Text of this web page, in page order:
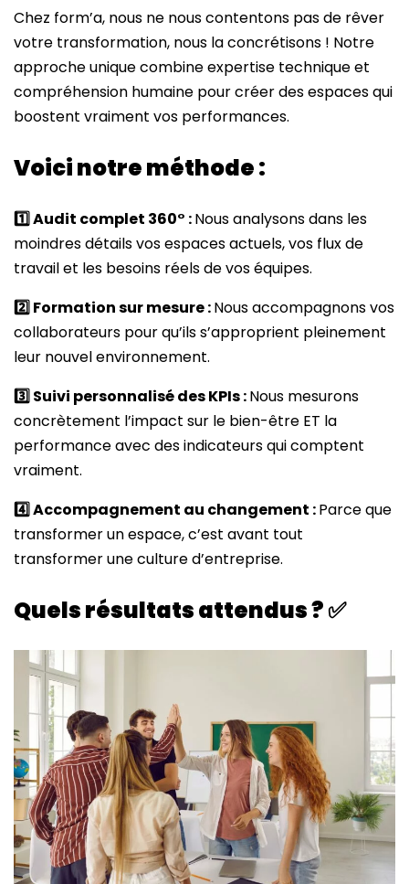
Chez form’a, nous ne nous contentons pas de rêver
votre transformation, nous la concrétisons ! Notre
approche unique combine expertise technique et
compréhension humaine pour créer des espaces qui
boostent vraiment vos performances.
Voici notre méthode :
1️Audit complet 360° :Nous analysons dans les
moindres détails vos espaces actuels, vos flux de
travail et les besoins réels de vos équipes.
2️Formation sur mesure :Nous accompagnons vos
collaborateurs pour qu’ils s’approprient pleinement
leur nouvel environnement.
3️Suivi personnalisé des KPIs :Nous mesurons
concrètement l’impact sur le bien-être ET la
performance avec des indicateurs qui comptent
vraiment.
4️Accompagnement au changement :Parce que
transformer un espace, c’est avant tout
transformer une culture d’entreprise.
Quels résultats attendus ?✅